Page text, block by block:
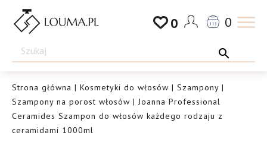
Przejdź
Drogeria
Louma.pl
0 0
Strona główna | Kosmetyki do włosów | Szampony |
Szampony na porost włosów | Joanna Professional
Ceramides Szampon do włosów każdego rodzaju z
ceramidami 1000ml